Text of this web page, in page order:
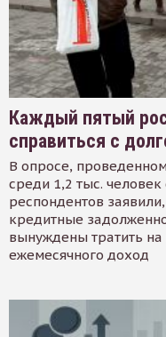
Каждый пятый
справиться с
В опросе,
среди 1,2 тыс.
респондентов
кредитные
вынуждены тратить
ежемесячного доход